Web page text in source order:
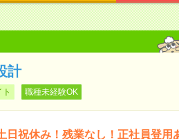
計
職種未経験OK
日祝休み！残業なし！正社員登用